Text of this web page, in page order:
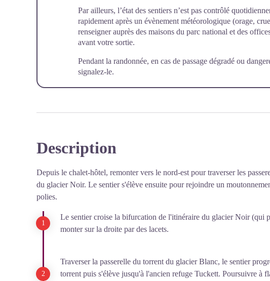
Par ailleurs, l’état des sentiers n’est pas contrôlé
rapidement après un évènement météorologique (orage,
renseigner auprès des maisons du parc national et des
avant votre sortie.
Pendant la randonnée, en cas de passage dégradé ou
signalez-le.
Description
Depuis le chalet-hôtel, remonter vers le nord-est pour traverser les
du glacier Noir. Le sentier s'élève ensuite pour rejoindre un
polies.
Le sentier croise la bifurcation de l'itinéraire du glacier Noir (qui
monter sur la droite par des lacets.
Traverser la passerelle du torrent du glacier Blanc, le sentier
torrent puis s'élève jusqu'à l'ancien refuge Tuckett. Poursuivre à